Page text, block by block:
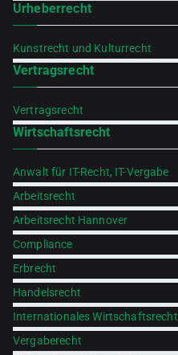
Urheberrecht
Kunstrecht und Kulturrecht
Vertragsrecht
Vertragsrecht
Wirtschaftsrecht
Anwalt für IT-Recht, IT-Vergabe
Arbeitsrecht
Arbeitsrecht Hannover
Compliance
Erbrecht
Handelsrecht
Internationales Wirtschaftsrecht
Vergaberecht